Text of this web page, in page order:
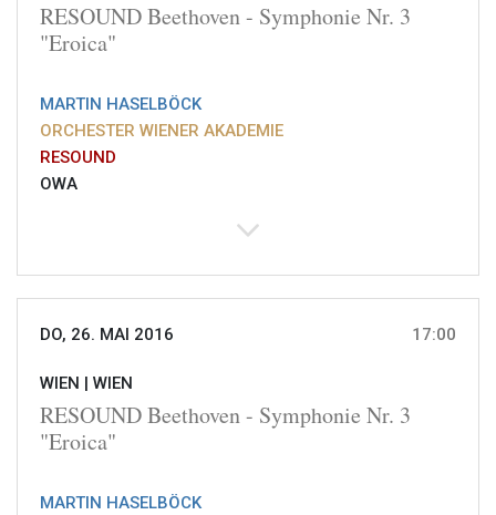
RESOUND Beethoven - Symphonie Nr. 3
"Eroica"
MARTIN HASELBÖCK
ORCHESTER WIENER AKADEMIE
RESOUND
OWA
DO, 26. MAI 2016 17:00
WIEN | WIEN
RESOUND Beethoven - Symphonie Nr. 3
"Eroica"
MARTIN HASELBÖCK